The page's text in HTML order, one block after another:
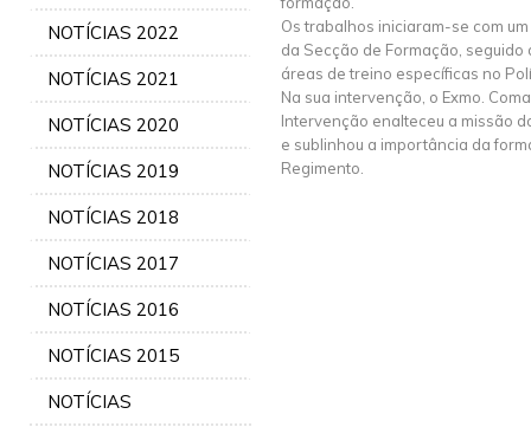
NOTÍCIAS 2022
NOTÍCIAS 2021
NOTÍCIAS 2020
NOTÍCIAS 2019
NOTÍCIAS 2018
NOTÍCIAS 2017
NOTÍCIAS 2016
NOTÍCIAS 2015
NOTÍCIAS
Os trabalhos iniciaram-se com
da Secção de Formação,
áreas de treino específicas no
Na sua intervenção, o Exmo.
Intervenção enalteceu a missão
e sublinhou a importância da
Regimento.